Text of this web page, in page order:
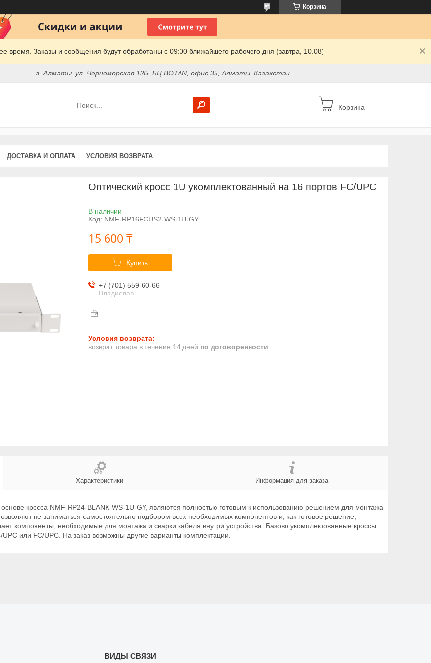
Корзина
время. Заказы и сообщения будут обработаны с 09:00 ближайшего рабочего дня (завтра, 10.08)
г. Алматы, ул. Черноморская 12Б, БЦ BOTAN, офис 35, Алматы, Казахстан
Корзина
ДОСТАВКА И ОПЛАТА УСЛОВИЯ ВОЗВРАТА
Оптический кросс 1U укомплектованный на 16 портов FC/UPC
В наличии
Код: NMF-RP16FCUS2-WS-1U-GY
15 600 ₸
Купить
+7 (701) 559-60-66
Владислав
возврат товара в течение 14 дней по договоренности
Характеристики Информация для заказа
кросса NMF-RP24-BLANK-WS-1U-GY, являются полностью готовым к использованию решением для монтажа
не заниматься самостоятельно подбором всех необходимых компонентов и, как готовое решение,
компоненты, необходимые для монтажа и сварки кабеля внутри устройства. Базово укомплектованные кроссы
или FC/UPC. На заказ возможны другие варианты комплектации.